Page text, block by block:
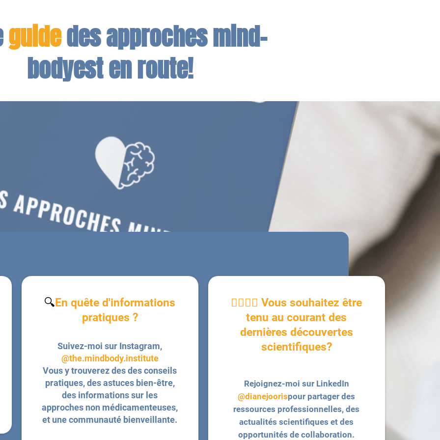
guidedes approches mind-
bodyest en route!
🔍En quête d'informations
pratiques ?
Suivez-moi sur Instagram,
@the.mindbody.institute
Vous y trouverez des des conseils
pratiques, des astuces bien-être,
des informations sur les
approches non médicamenteuses,
et une communauté bienveillante.
👩‍⚕️👨‍⚕️ Vous souhaitez être
tenu au courant des
dernières découvertes
scientifiques?
Rejoignez-moi sur LinkedIn
@dianejoorispour partager des
ressources professionnelles, des
actualités scientifiques et des
opportunités de collaboration.